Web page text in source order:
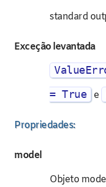
standard
Exceção levantada
= True e
Propriedades:
model
Objeto